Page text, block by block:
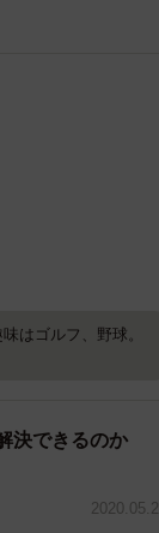
はゴルフ、野球。
決できるのか